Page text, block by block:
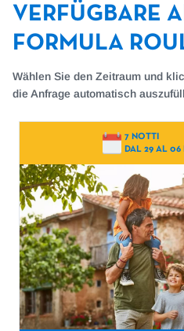
VERFÜGBARE
FORMULA
Wählen Sie den Zeitraum und
die Anfrage automatisch
7 NOTTI
DAL 29 AL 06